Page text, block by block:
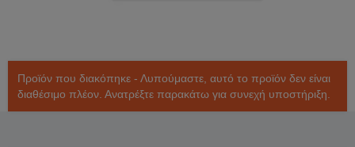
Προϊόν που διακόπηκε - Λυπούμαστε, αυτό το προϊόν δεν είναι
διαθέσιμο πλέον. Ανατρέξτε παρακάτω για συνεχή υποστήριξη.